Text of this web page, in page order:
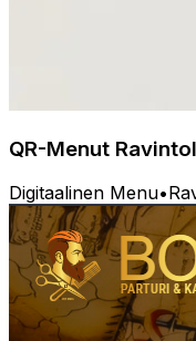
QR-Menut
Digitaalinen Menu•